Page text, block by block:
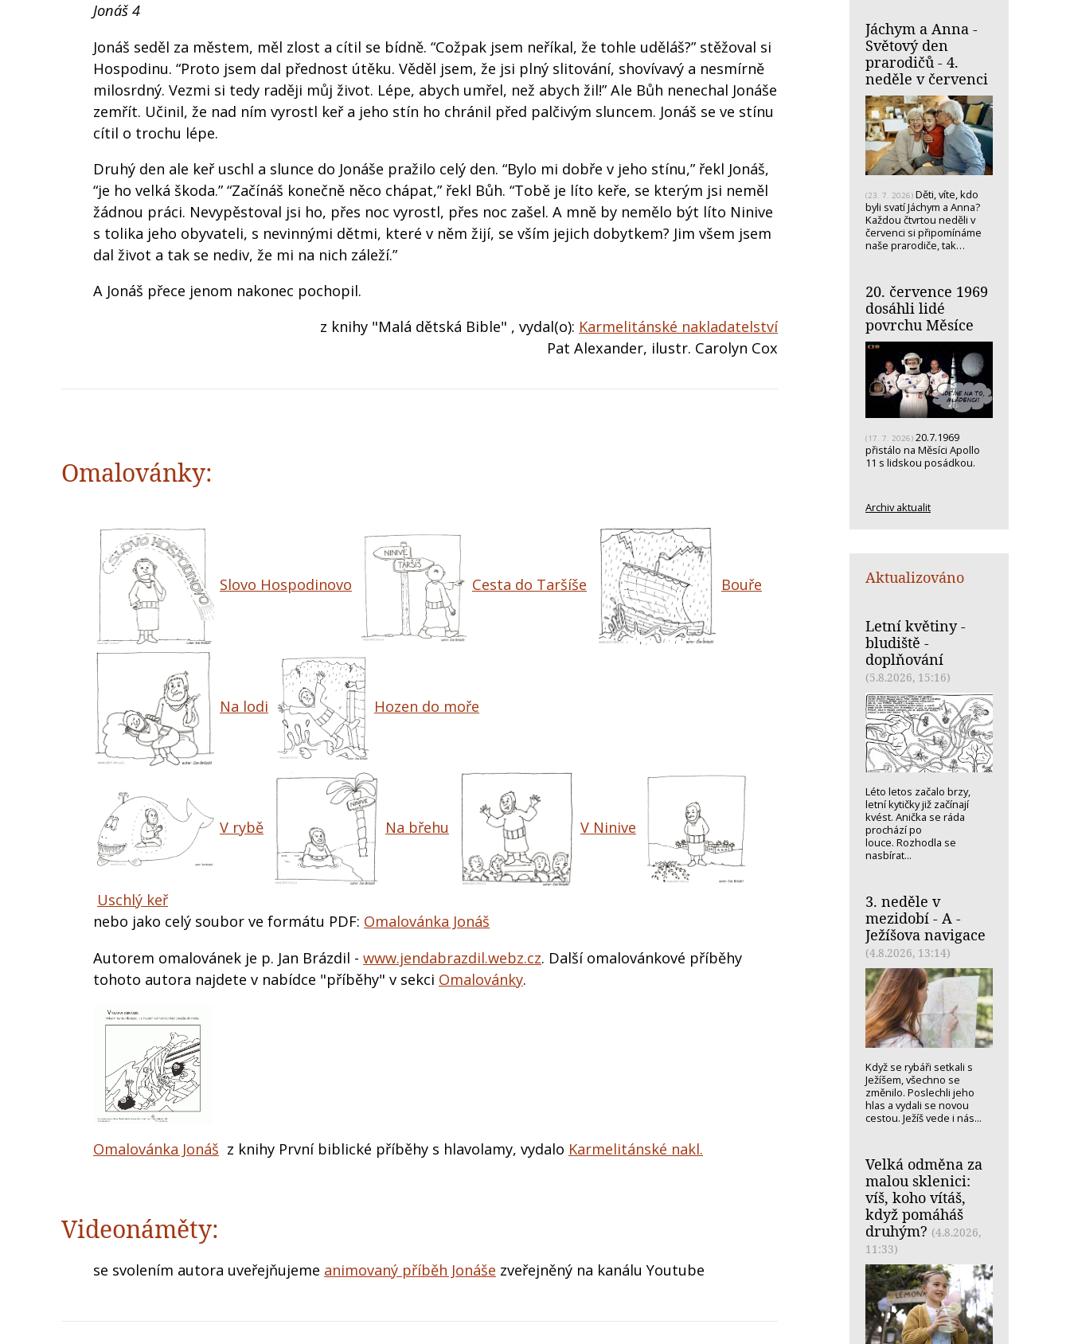
Jonáš 4
Jonáš seděl za městem, měl zlost a cítil se bídně. “Cožpak jsem neříkal, že tohle uděláš?” stěžoval si
Hospodinu. “Proto jsem dal přednost útěku. Věděl jsem, že jsi plný slitování, shovívavý a nesmírně
milosrdný. Vezmi si tedy raději můj život. Lépe, abych umřel, než abych žil!” Ale Bůh nenechal Jonáše
zemřít. Učinil, že nad ním vyrostl keř a jeho stín ho chránil před palčivým sluncem. Jonáš se ve stínu
cítil o trochu lépe.
Druhý den ale keř uschl a slunce do Jonáše pražilo celý den. “Bylo mi dobře v jeho stínu,” řekl Jonáš,
“je ho velká škoda.” “Začínáš konečně něco chápat,” řekl Bůh. “Tobě je líto keře, se kterým jsi neměl
žádnou práci. Nevypěstoval jsi ho, přes noc vyrostl, přes noc zašel. A mně by nemělo být líto Ninive
s tolika jeho obyvateli, s nevinnými dětmi, které v něm žijí, se vším jejich dobytkem? Jim všem jsem
dal život a tak se nediv, že mi na nich záleží.”
A Jonáš přece jenom nakonec pochopil.
z knihy "Malá dětská Bible" , vydal(o): Karmelitánské nakladatelství
Pat Alexander, ilustr. Carolyn Cox
Omalovánky:
Slovo Hospodinovo Cesta do Taršíše Bouře
Na lodi Hozen do moře
V rybě Na břehu V Ninive
Uschlý keř
nebo jako celý soubor ve formátu PDF: Omalovánka Jonáš
Autorem omalovánek je p. Jan Brázdil - www.jendabrazdil.webz.cz. Další omalovánkové příběhy
tohoto autora najdete v nabídce "příběhy" v sekci Omalovánky.
Omalovánka Jonáš z knihy První biblické příběhy s hlavolamy, vydalo Karmelitánské nakl.
Videonáměty:
se svolením autora uveřejňujeme animovaný příběh Jonáše zveřejněný na kanálu Youtube
Jáchym a Anna -
Světový den
prarodičů - 4.
neděle v červenci
(23. 7. 2026) Děti, víte, kdo
byli svatí Jáchym a Anna?
Každou čtvrtou neděli v
červenci si připomínáme
naše prarodiče, tak…
20. července 1969
dosáhli lidé
povrchu Měsíce
(17. 7. 2026) 20.7.1969
přistálo na Měsíci Apollo
11 s lidskou posádkou.
Archiv aktualit
Aktualizováno
Letní květiny -
bludiště -
doplňování
(5.8.2026, 15:16)
Léto letos začalo brzy,
letní kytičky již začínají
kvést. Anička se ráda
prochází po
louce. Rozhodla se
nasbírat...
3. neděle v
mezidobí - A -
Ježíšova navigace
(4.8.2026, 13:14)
Když se rybáři setkali s
Ježíšem, všechno se
změnilo. Poslechli jeho
hlas a vydali se novou
cestou. Ježíš vede i nás...
Velká odměna za
malou sklenici:
víš, koho vítáš,
když pomáháš
druhým? (4.8.2026,
11:33)